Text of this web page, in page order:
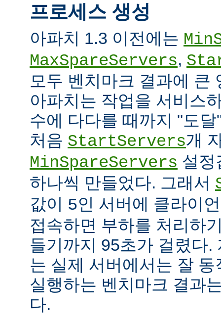
프로세스 생성
아파치 1.3 이전에는
MaxSpareServers,
모두 벤치마크 결과에 큰
아파치는 작업을 서비스
수에 다다를 때까지 "도
처음 StartServers개
MinSpareServers 설정
하나씩 만들었다. 그래서
값이 5인 서버에 클라이
접속하면 부하를 처리하
들기까지 95초가 걸렸다.
는 실제 서버에서는 잘
실행하는 벤치마크 결과
다.